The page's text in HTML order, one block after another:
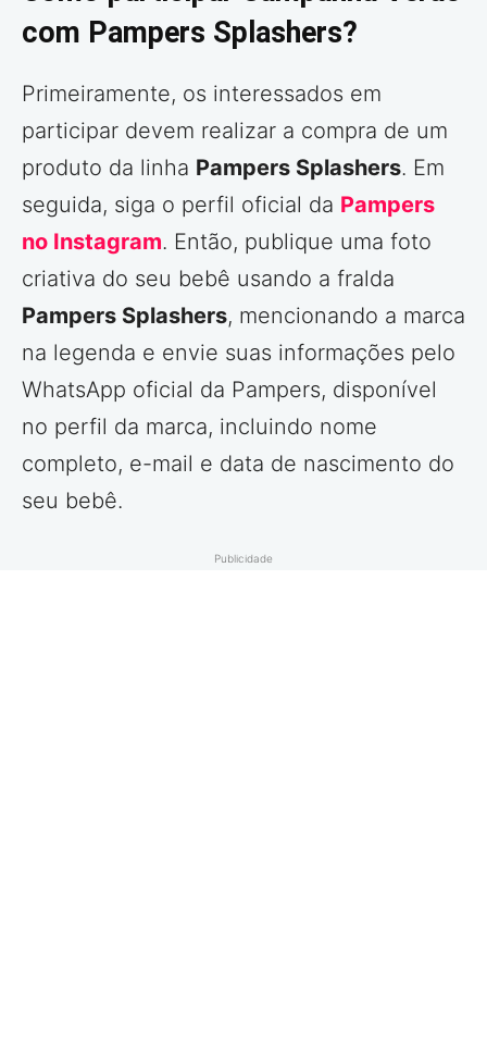
com Pampers Splashers?
Primeiramente, os interessados em
participar devem realizar a compra de um
produto da linha Pampers Splashers. Em
seguida, siga o perfil oficial da Pampers
no Instagram. Então, publique uma foto
criativa do seu bebê usando a fralda
Pampers Splashers, mencionando a marca
na legenda e envie suas informações pelo
WhatsApp oficial da Pampers, disponível
no perfil da marca, incluindo nome
completo, e-mail e data de nascimento do
seu bebê.
Publicidade